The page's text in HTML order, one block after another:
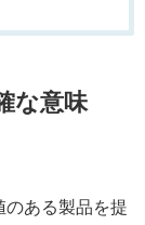
な意味
のある製品を提